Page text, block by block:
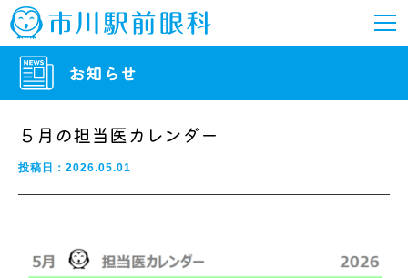
お知らせ
５月の担当医カレンダー
投稿日：2026.05.01